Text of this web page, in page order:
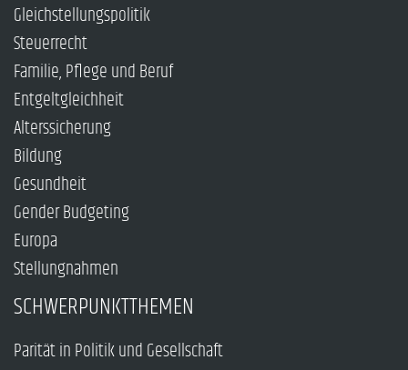
Gleichstellungspolitik
Steuerrecht
Familie, Pflege und Beruf
Entgeltgleichheit
Alterssicherung
Bildung
Gesundheit
Gender Budgeting
Europa
Stellungnahmen
SCHWERPUNKTTHEMEN
Parität in Politik und Gesellschaft